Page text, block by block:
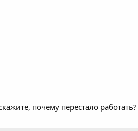
почему перестало работать?